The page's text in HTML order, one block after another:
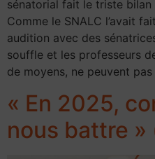
sénatorial fait le triste bilan
Comme le SNALC l’avait
audition avec des
souffle et les professeurs
de moyens, ne peuvent
« En 2025,
nous battre »